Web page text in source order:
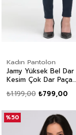
Kadın Pantolon
Jamy Yüksek Bel Dar
Kesim Çok Dar Paça
₺799,00
₺1.199,00
%50